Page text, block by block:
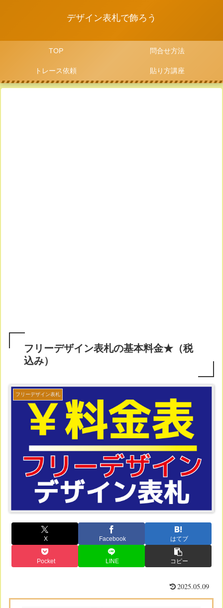
デザイン表札で飾ろう
TOP 問合せ方法
トレース依頼 貼り方講座
フリーデザイン表札の基本料金★（税
込み）
フリーデザイン表札
X Facebook はてブ
Pocket LINE コピー
2025.05.09